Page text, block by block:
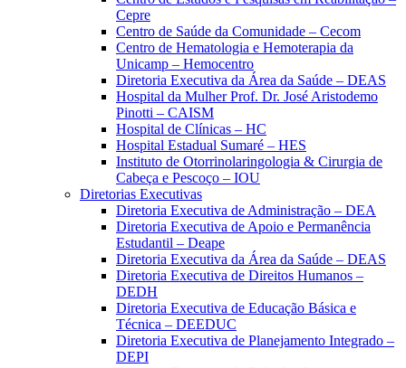
Cepre
Centro de Saúde da Comunidade – Cecom
Centro de Hematologia e Hemoterapia da
Unicamp – Hemocentro
Diretoria Executiva da Área da Saúde – DEAS
Hospital da Mulher Prof. Dr. José Aristodemo
Pinotti – CAISM
Hospital de Clínicas – HC
Hospital Estadual Sumaré – HES
Instituto de Otorrinolaringologia & Cirurgia de
Cabeça e Pescoço – IOU
Diretorias Executivas
Diretoria Executiva de Administração – DEA
Diretoria Executiva de Apoio e Permanência
Estudantil – Deape
Diretoria Executiva da Área da Saúde – DEAS
Diretoria Executiva de Direitos Humanos –
DEDH
Diretoria Executiva de Educação Básica e
Técnica – DEEDUC
Diretoria Executiva de Planejamento Integrado –
DEPI